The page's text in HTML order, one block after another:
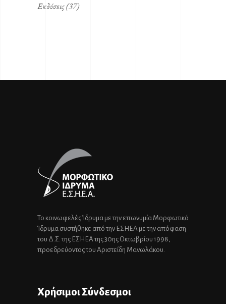
Εκδόσεις(37)
Το κοινωφελές Ίδρυμα με την επωνυμία Μορφωτικό
Ίδρυμα συστήθηκε από την ΕΣΗΕΑ με την απόφαση
του Δ.Σ. της ΕΣΗΕΑ της 30ης Οκτωβρίου 1998,
προεδρεύοντος του Αριστείδη Μανωλάκου.
Χρήσιμοι Σύνδεσμοι